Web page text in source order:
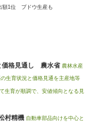
価格見通し 農水省 農林水産
生育状況と価格見通を主産地等
生育が順調で、安値傾向となる見
村精機 自動車部品向けを中心と